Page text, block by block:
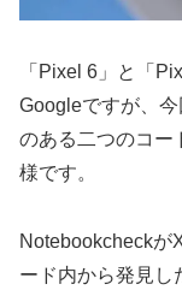
「Pixel 6」と「
Googleですが、
のある二つのコー
様です。
Notebookcheckが
ード内から発見し